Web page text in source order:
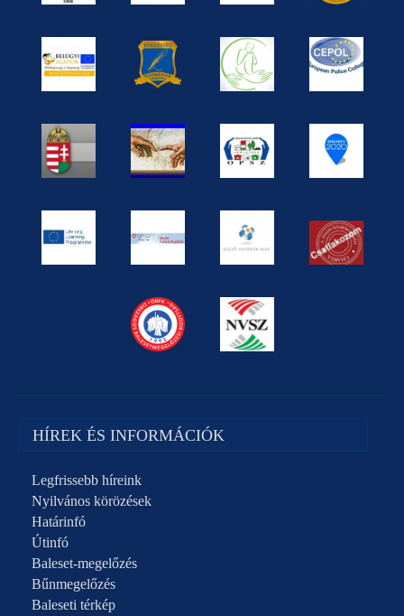
HÍREK ÉS INFORMÁCIÓK
Legfrissebb híreink
Nyilvános körözések
Határinfó
Útinfó
Baleset-megelőzés
Bűnmegelőzés
Baleseti térkép